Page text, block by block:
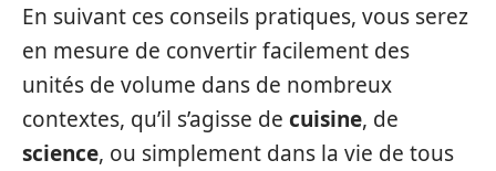
En suivant ces conseils pratiques, vous serez
en mesure de convertir facilement des
unités de volume dans de nombreux
contextes, qu’il s’agisse de cuisine, de
science, ou simplement dans la vie de tous